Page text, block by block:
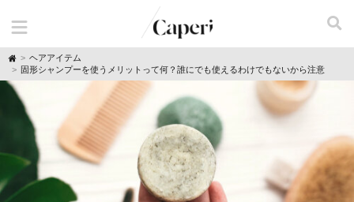
H
o
e
ヘアアイテム
固形シャンプーを使うメリットって何？誰にでも使えるわけでもないから注意